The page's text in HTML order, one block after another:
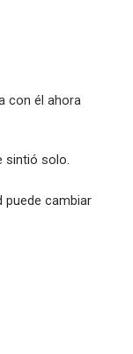
con él ahora
sintió solo.
puede cambiar